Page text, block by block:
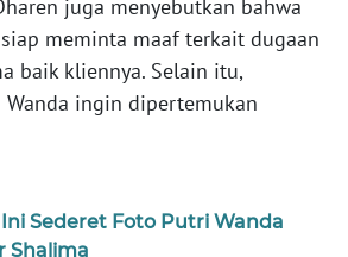
juga menyebutkan bahwa
meminta maaf terkait dugaan
baik kliennya. Selain itu,
ingin dipertemukan
Sederet Foto Putri Wanda
Shalima